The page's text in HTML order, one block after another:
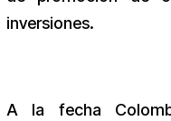
inversiones.
A la fecha